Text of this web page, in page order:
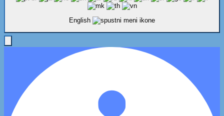
English